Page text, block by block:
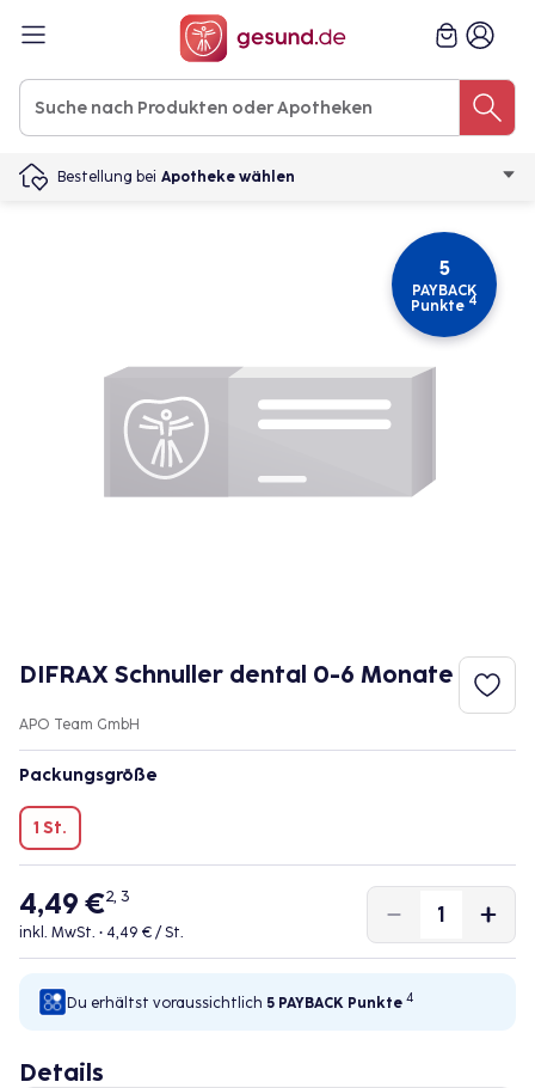
Bestellung bei Apotheke wählen
5
PAYBACK
Punkte 4
DIFRAX Schnuller dental 0-6 Monate
APO Team GmbH
Packungsgröße
1 St.
4,49 €2, 3
inkl. MwSt. • 4,49 € / St.
Du erhältst voraussichtlich 5 PAYBACK Punkte 4
Details